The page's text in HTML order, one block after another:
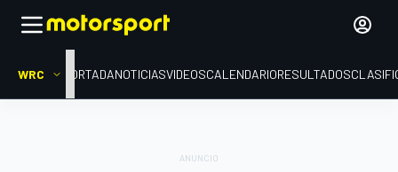
WRC PORTADANOTICIASVIDEOSCALENDARIORESULTADOS